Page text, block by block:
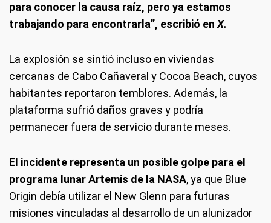
para conocer la causa raíz, pero ya estamos
trabajando para encontrarla”, escribió en X.
La explosión se sintió incluso en viviendas
cercanas de Cabo Cañaveral y Cocoa Beach, cuyos
habitantes reportaron temblores. Además, la
plataforma sufrió daños graves y podría
permanecer fuera de servicio durante meses.
El incidente representa un posible golpe para el
programa lunar Artemis de la NASA, ya que Blue
Origin debía utilizar el New Glenn para futuras
misiones vinculadas al desarrollo de un alunizador